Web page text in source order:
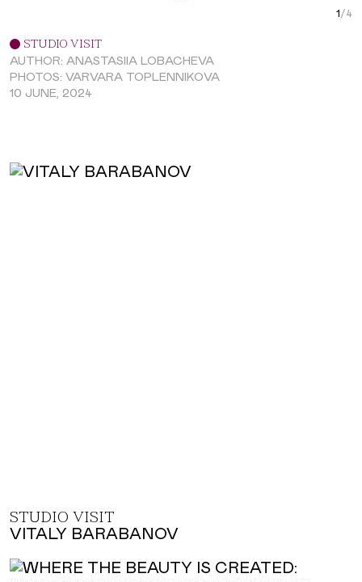
STUDIO VISIT
AUTHOR: ANASTASIIA LOBACHEVA
PHOTOS: VARVARA TOPLENNIKOVA
10 JUNE, 2024
STUDIO VISIT
VITALY BARABANOV